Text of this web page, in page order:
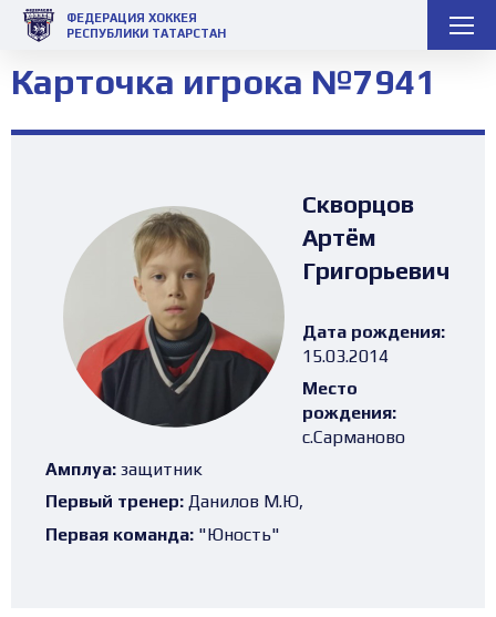
ФЕДЕРАЦИЯ ХОККЕЯ
РЕСПУБЛИКИ ТАТАРСТАН
Карточка игрока №7941
Скворцов
Артём
Григорьевич
Дата рождения:
15.03.2014
Место
рождения:
с.Сарманово
Амплуа: защитник
Первый тренер: Данилов М.Ю,
Первая команда: "Юность"